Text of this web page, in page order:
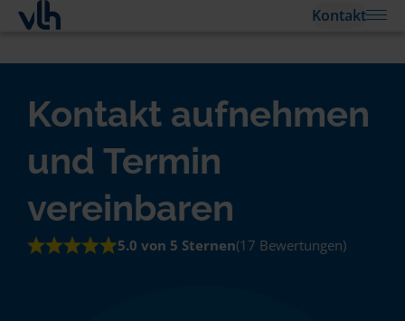
Kontakt
Kontakt aufnehmen
und Termin
vereinbaren
5.0 von 5 Sternen(17 Bewertungen)